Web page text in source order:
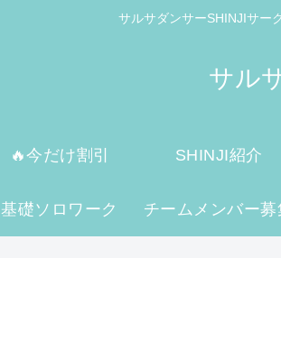
サルサダンサーSHINJIサー
サル
🔥今だけ割引 SHINJI紹介
基礎ソロワーク チームメンバー募